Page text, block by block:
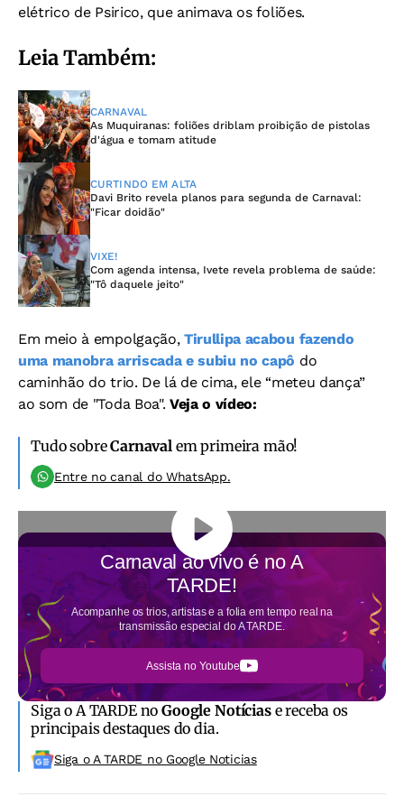
elétrico de Psirico, que animava os foliões.
Leia Também:
CARNAVAL
As Muquiranas: foliões driblam proibição de pistolas
d'água e tomam atitude
CURTINDO EM ALTA
Davi Brito revela planos para segunda de Carnaval:
"Ficar doidão"
VIXE!
Com agenda intensa, Ivete revela problema de saúde:
"Tô daquele jeito"
Em meio à empolgação, Tirullipa acabou fazendo
uma manobra arriscada e subiu no capô do
caminhão do trio. De lá de cima, ele “meteu dança”
ao som de "Toda Boa". Veja o vídeo:
Tudo sobreCarnavalem primeira mão!
Entre no canal do WhatsApp.
Carnaval ao vivo é noA
TARDE!
Acompanhe os trios, artistas e a folia em tempo real na
transmissão especial do A TARDE.
Assista no Youtube
Siga o A TARDE noGoogle Notíciase receba os
principais destaques do dia.
Siga o A TARDE no Google Noticias